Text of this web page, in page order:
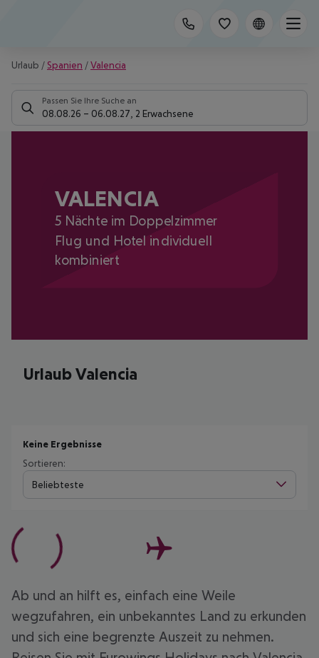
Urlaub / Spanien /Valencia
Passen Sie Ihre Suche an
08.08.26 – 06.08.27 2 Erwachsene
VALENCIA
5 Nächte im Doppelzimmer
Flug und Hotel individuell
kombiniert
Urlaub Valencia
Keine Ergebnisse
Sortieren:
Beliebteste
Ab und an hilft es, einfach eine Weile
wegzufahren, ein unbekanntes Land zu erkunden
und sich eine begrenzte Auszeit zu nehmen.